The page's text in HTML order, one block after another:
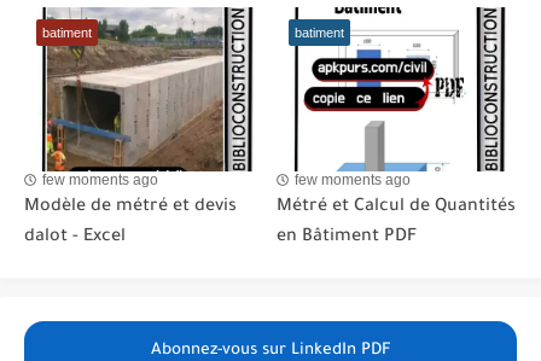
batiment
few moments ago
Modèle de métré et devis
dalot - Excel
batiment
few moments ago
Métré et Calcul de Quantités
en Bâtiment PDF
Abonnez-vous sur LinkedIn PDF